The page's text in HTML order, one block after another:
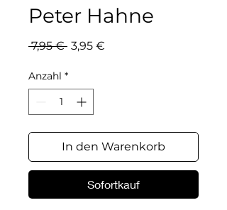
Peter Hahne
7,95 € Standardpreis
3,95 €
Anzahl *
In den Warenkorb
Sofortkauf